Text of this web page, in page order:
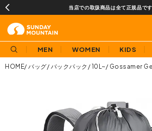
当店での取扱商品は全て正規品です
MEN WOMEN KIDS
HOME バッグ バックパック 10L~ Gossamer